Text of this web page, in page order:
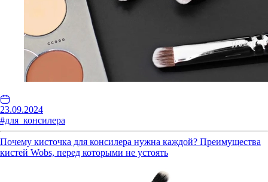
23.09.2024
#для_консилера
Почему кисточка для консилера нужна каждой? Преимущества
кистей Wobs, перед которыми не устоять